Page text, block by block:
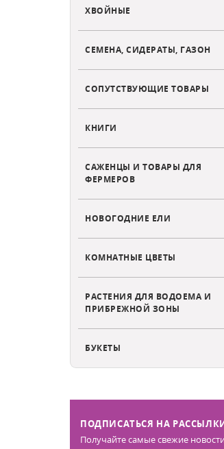
ХВОЙНЫЕ
СЕМЕНА, СИДЕРАТЫ, ГАЗОН
СОПУТСТВУЮЩИЕ ТОВАРЫ
КНИГИ
САЖЕНЦЫ И ТОВАРЫ ДЛЯ
ФЕРМЕРОВ
НОВОГОДНИЕ ЕЛИ
КОМНАТНЫЕ ЦВЕТЫ
РАСТЕНИЯ ДЛЯ ВОДОЕМА И
ПРИБРЕЖНОЙ ЗОНЫ
БУКЕТЫ
ПОДПИСАТЬСЯ НА
Получайте самые свежие новости
Malachite
В КОРЗИНУ